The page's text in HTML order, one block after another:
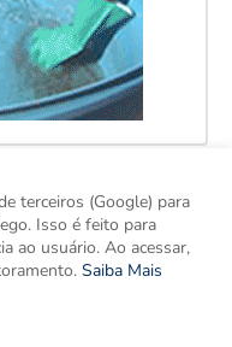
terceiros (Google) para
Isso é feito para
ao usuário. Ao acessar,
Saiba Mais